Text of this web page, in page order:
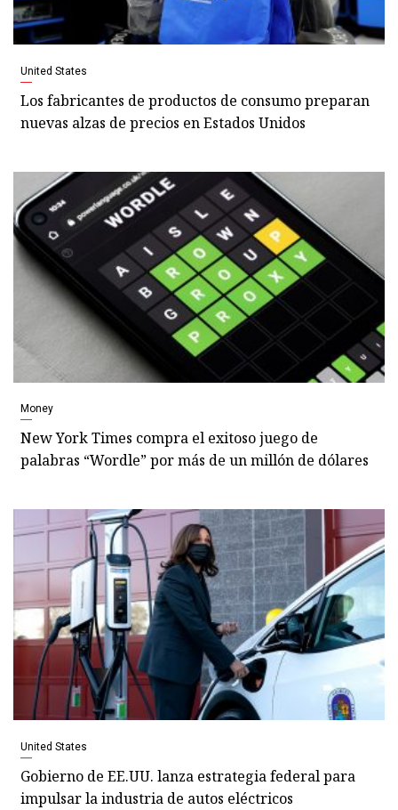
United States
Los fabricantes de productos de consumo preparan
nuevas alzas de precios en Estados Unidos
Money
New York Times compra el exitoso juego de
palabras “Wordle” por más de un millón de dólares
United States
Gobierno de EE.UU. lanza estrategia federal para
impulsar la industria de autos eléctricos